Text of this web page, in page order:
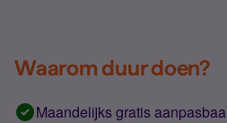
Waarom duur doen?
Maandelijks gratis